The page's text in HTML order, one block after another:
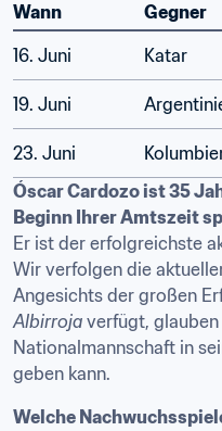
Wann Gegner
16. Juni
Katar
19. Juni
23. Juni
Óscar Cardozo ist 35
Beginn Ihrer Amtszeit
Er ist der erfolgreichste
Wir verfolgen die
Albirroja verfügt,
Nationalmannschaft in
geben kann.
Welche